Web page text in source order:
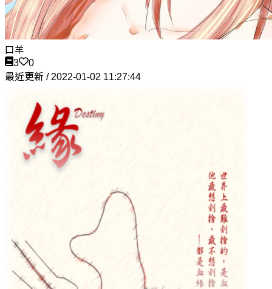
口羊
3
0
最近更新 / 2022-01-02 11:27:44